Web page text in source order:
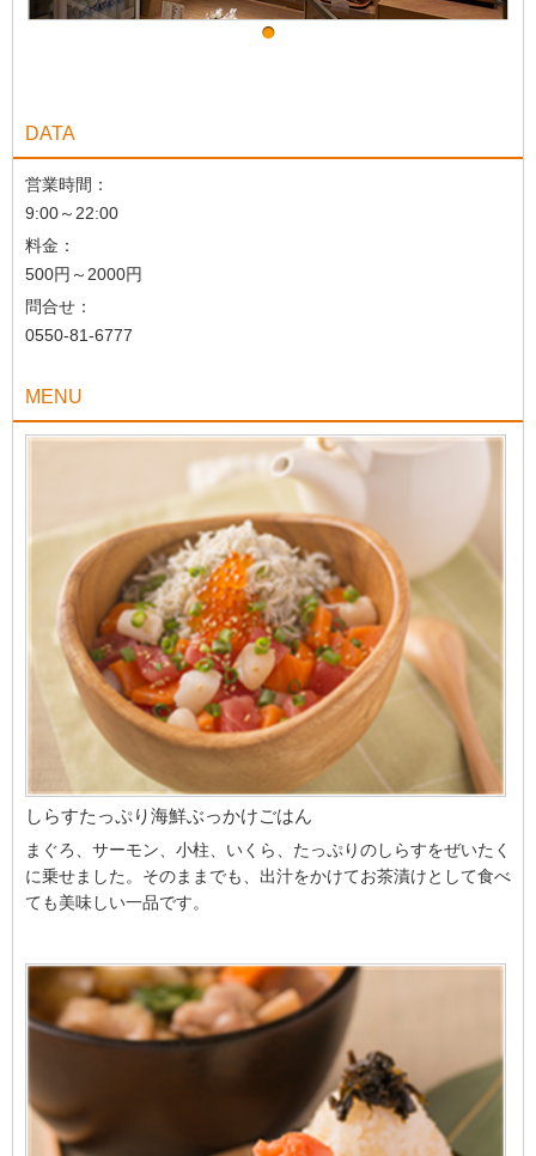
DATA
営業時間：
9:00～22:00
料金：
500円～2000円
問合せ：
0550-81-6777
MENU
しらすたっぷり海鮮ぶっかけごはん
まぐろ、サーモン、小柱、いくら、たっぷりのしらすをぜいたく
に乗せました。そのままでも、出汁をかけてお茶漬けとして食べ
ても美味しい一品です。